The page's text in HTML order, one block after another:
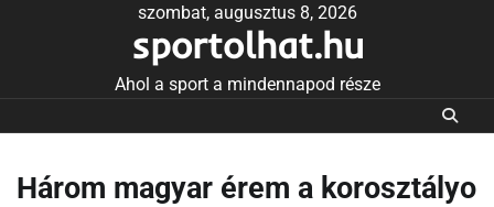
szombat, augusztus 8, 2026
sportolhat.hu
Ahol a sport a mindennapod része
Három magyar érem a korosztályo